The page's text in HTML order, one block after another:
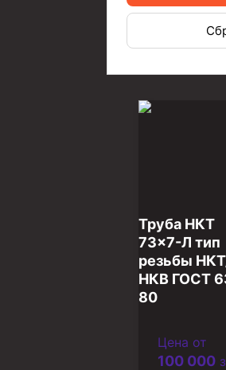
универсальные
экранирующее для
цементирования
СК и тросовые СТ
Труба НКТ
73×7-Л тип
резьбы
НКВ ГОСТ
80
Цена от
100 000